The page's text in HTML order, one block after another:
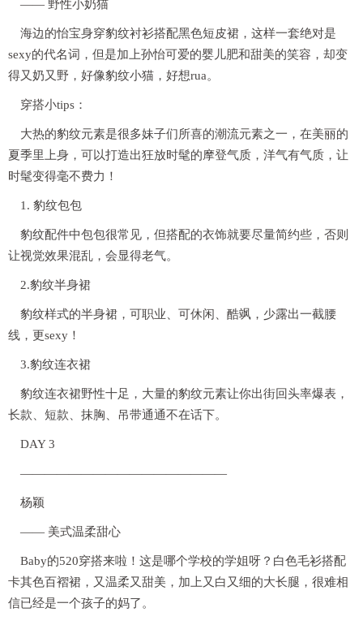
—— 野性小奶猫
海边的怡宝身穿豹纹衬衫搭配黑色短皮裙，这样一套绝对是
sexy的代名词，但是加上孙怡可爱的婴儿肥和甜美的笑容，却变
得又奶又野，好像豹纹小猫，好想rua。
穿搭小tips：
大热的豹纹元素是很多妹子们所喜的潮流元素之一，在美丽的
夏季里上身，可以打造出狂放时髦的摩登气质，洋气有气质，让
时髦变得毫不费力！
1. 豹纹包包
豹纹配件中包包很常见，但搭配的衣饰就要尽量简约些，否则
让视觉效果混乱，会显得老气。
2.豹纹半身裙
豹纹样式的半身裙，可职业、可休闲、酷飒，少露出一截腰
线，更sexy！
3.豹纹连衣裙
豹纹连衣裙野性十足，大量的豹纹元素让你出街回头率爆表，
长款、短款、抹胸、吊带通通不在话下。
DAY 3
—————————————————
杨颖
—— 美式温柔甜心
Baby的520穿搭来啦！这是哪个学校的学姐呀？白色毛衫搭配
卡其色百褶裙，又温柔又甜美，加上又白又细的大长腿，很难相
信已经是一个孩子的妈了。